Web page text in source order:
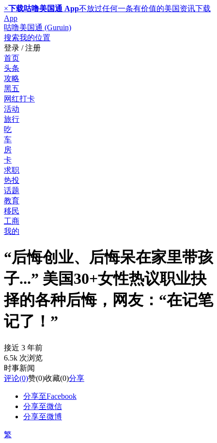
×下载咕噜美国通 App不放过任何一条有价值的美国资讯下载
App
咕噜美国通 (Guruin)
搜索我的位置
登录 / 注册
首页
头条
攻略
黑五
网红打卡
活动
旅行
吃
车
房
卡
求职
热投
话题
教育
移民
工商
我的
“后悔创业、后悔呆在家里带孩
子...” 美国30+女性热议职业抉
择的各种后悔，网友：“在记笔
记了！”
接近 3 年前
6.5k 次浏览
时事新闻
评论(0)赞(0)收藏(0)分享
分享至Facebook
分享至微信
分享至微博
繁